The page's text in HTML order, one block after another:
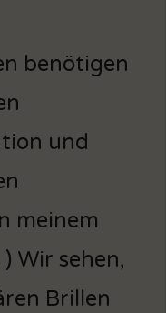
benötigen
und
meinem
Wir sehen,
Brillen